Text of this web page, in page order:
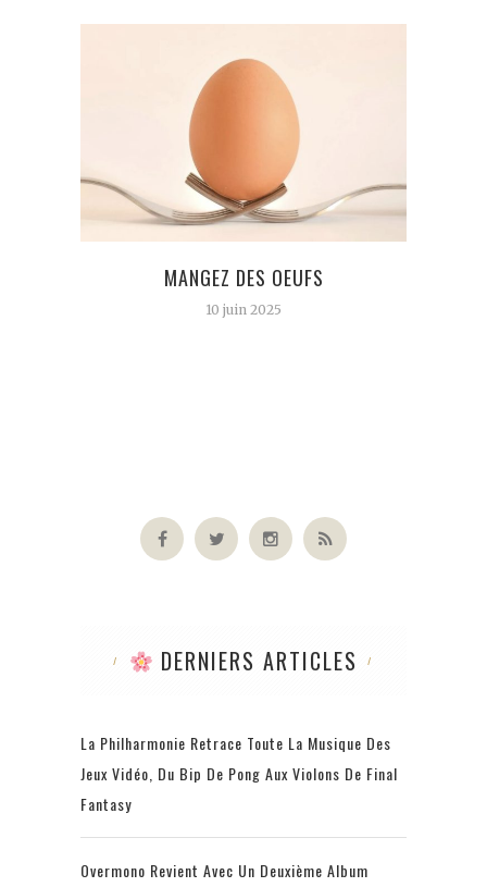
MANGEZ DES OEUFS
10 juin 2025
DERNIERS ARTICLES
La Philharmonie Retrace Toute La Musique Des
Jeux Vidéo, Du Bip De Pong Aux Violons De Final
Fantasy
Overmono Revient Avec Un Deuxième Album